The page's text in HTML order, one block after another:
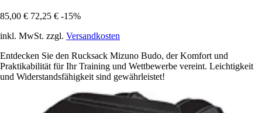
85,00 € 72,25 € -15%
inkl. MwSt. zzgl. Versandkosten
Entdecken Sie den Rucksack Mizuno Budo, der Komfort und
Praktikabilität für Ihr Training und Wettbewerbe vereint. Leichtigkeit
und Widerstandsfähigkeit sind gewährleistet!